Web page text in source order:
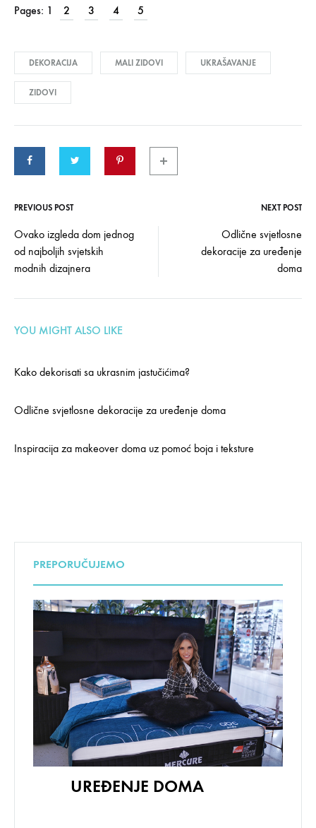
MALIH
ZIDOVA
Pages: 1 2 3 4 5
DEKORACIJA MALI ZIDOVI UKRAŠAVANJE
ZIDOVI
Post
navigation
PREVIOUS POST NEXT POST
Ovako izgleda dom jednog
od najboljih svjetskih
modnih dizajnera
Odlične svjetlosne
dekoracije za uređenje
doma
YOU MIGHT ALSO LIKE
Kako dekorisati sa ukrasnim jastučićima?
Odlične svjetlosne dekoracije za uređenje doma
Inspiracija za makeover doma uz pomoć boja i teksture
PREPORUČUJEMO
UREĐENJE DOMA